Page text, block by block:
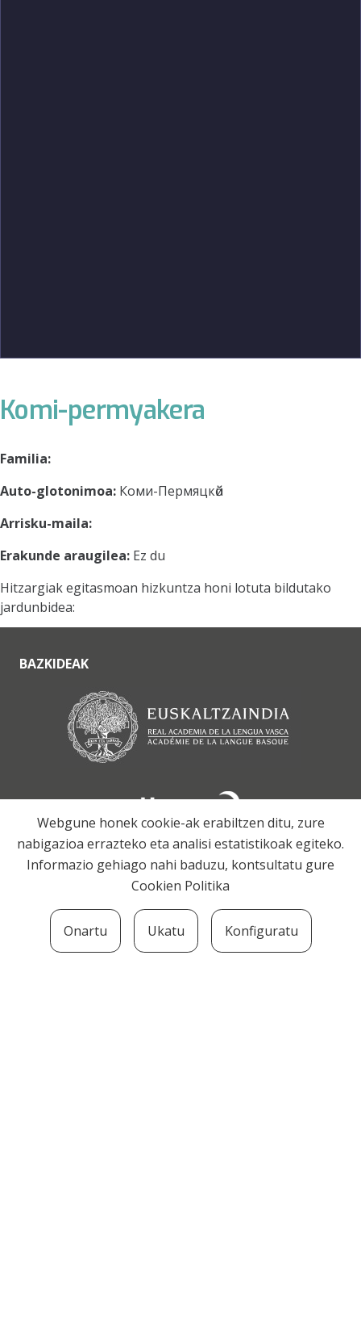
Komi-permyakera
Familia:
Auto-glotonimoa: Коми-Пермяцкӧй
Arrisku-maila:
Erakunde araugilea: Ez du
Hitzargiak egitasmoan hizkuntza honi lotuta bildutako
jardunbidea:
BAZKIDEAK
Webgune honek cookie-ak erabiltzen ditu, zure
nabigazioa errazteko eta analisi estatistikoak egiteko.
Informazio gehiago nahi baduzu, kontsultatu gure
Cookien Politika
Onartu Ukatu Konfiguratu